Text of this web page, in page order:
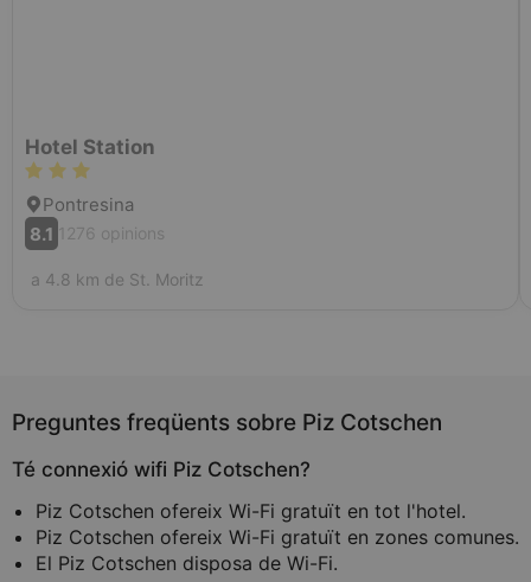
Hotel Station
Pontresina
8.1 1276 opinions
a 4.8 km de St. Moritz
Preguntes freqüents sobre Piz Cotschen
Té connexió wifi Piz Cotschen?
Piz Cotschen ofereix Wi-Fi gratuït en tot l'hotel.
Piz Cotschen ofereix Wi-Fi gratuït en zones comunes.
El Piz Cotschen disposa de Wi-Fi.